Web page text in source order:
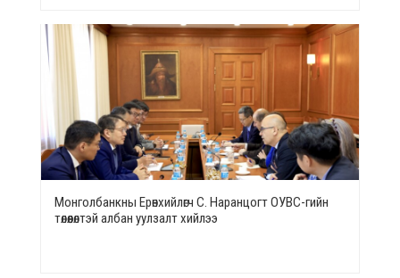
Монголбанкны Ерөнхийлөгч С. Наранцогт ОУВС-гийн
төлөөлөлтэй албан уулзалт хийлээ